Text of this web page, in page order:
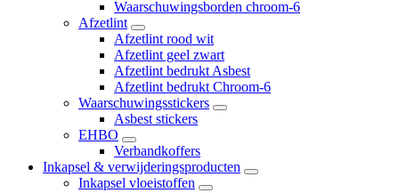
Waarschuwingsborden chroom-6
Afzetlint
Afzetlint rood wit
Afzetlint geel zwart
Afzetlint bedrukt Asbest
Afzetlint bedrukt Chroom-6
Waarschuwingsstickers
Asbest stickers
EHBO
Verbandkoffers
Inkapsel & verwijderingsproducten
Inkapsel vloeistoffen